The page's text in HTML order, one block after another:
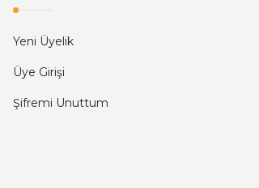
Yeni Üyelik
Üye Girişi
Şifremi Unuttum